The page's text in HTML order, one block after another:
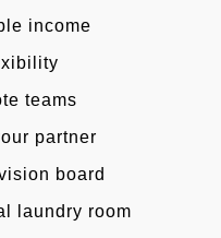
income
teams
partner
board
laundry room